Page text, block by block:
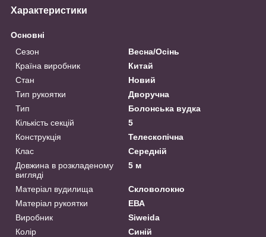
Характеристики
Основні
Сезон
Весна/Осінь
Країна виробник
Китай
Стан
Новий
Тип рукоятки
Дворучна
Тип
Болонська вудка
Кількість секцій
5
Конструкція
Телескопічна
Клас
Середній
Довжина в розкладеному
вигляді
5 м
Матеріал вудилища
Скловолокно
Матеріал рукоятки
ЕВА
Виробник
Siweida
Колір
Синій